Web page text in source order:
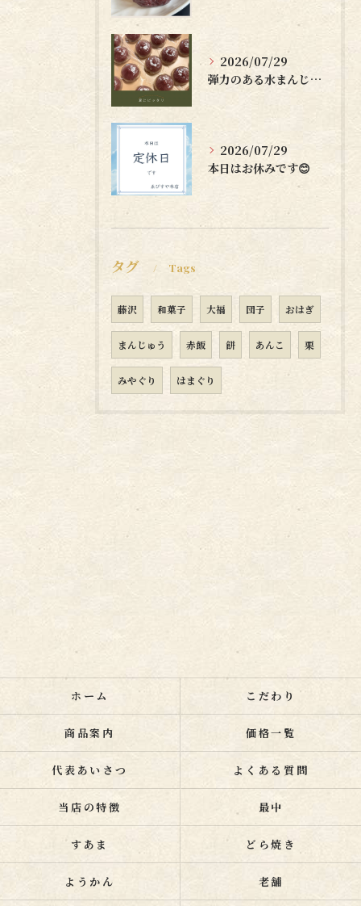
2026/07/29
弾力のある水まんじゅうはいかがですか？🤗
2026/07/29
本日はお休みです😊
タグ Tags
藤沢 和菓子 大福 団子 おはぎ
まんじゅう 赤飯 餅 あんこ 栗
みやぐり はまぐり
ホーム こだわり
商品案内 価格一覧
代表あいさつ よくある質問
当店の特徴 最中
すあま どら焼き
ようかん 老舗